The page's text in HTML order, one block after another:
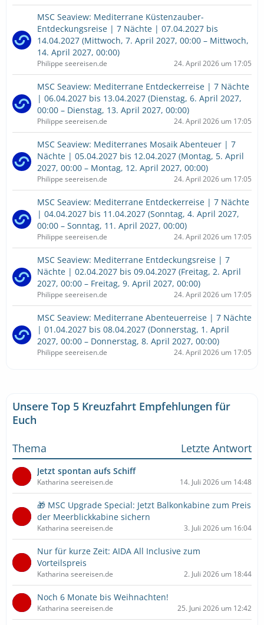
MSC Seaview: Mediterrane Küstenzauber-
Entdeckungsreise | 7 Nächte | 07.04.2027 bis
14.04.2027 (Mittwoch, 7. April 2027, 00:00 – Mittwoch,
14. April 2027, 00:00)
Philippe seereisen.de 24. April 2026 um 17:05
MSC Seaview: Mediterrane Entdeckerreise | 7 Nächte
| 06.04.2027 bis 13.04.2027 (Dienstag, 6. April 2027,
00:00 – Dienstag, 13. April 2027, 00:00)
Philippe seereisen.de 24. April 2026 um 17:05
MSC Seaview: Mediterranes Mosaik Abenteuer | 7
Nächte | 05.04.2027 bis 12.04.2027 (Montag, 5. April
2027, 00:00 – Montag, 12. April 2027, 00:00)
Philippe seereisen.de 24. April 2026 um 17:05
MSC Seaview: Mediterrane Entdeckerreise | 7 Nächte
| 04.04.2027 bis 11.04.2027 (Sonntag, 4. April 2027,
00:00 – Sonntag, 11. April 2027, 00:00)
Philippe seereisen.de 24. April 2026 um 17:05
MSC Seaview: Mediterrane Entdeckungsreise | 7
Nächte | 02.04.2027 bis 09.04.2027 (Freitag, 2. April
2027, 00:00 – Freitag, 9. April 2027, 00:00)
Philippe seereisen.de 24. April 2026 um 17:05
MSC Seaview: Mediterrane Abenteuerreise | 7 Nächte
| 01.04.2027 bis 08.04.2027 (Donnerstag, 1. April
2027, 00:00 – Donnerstag, 8. April 2027, 00:00)
Philippe seereisen.de 24. April 2026 um 17:05
Unsere Top 5 Kreuzfahrt Empfehlungen für
Euch
Thema
Letzte Antwort
Jetzt spontan aufs Schiff
Katharina seereisen.de 14. Juli 2026 um 14:48
🎁 MSC Upgrade Special: Jetzt Balkonkabine zum Preis
der Meerblickkabine sichern
Katharina seereisen.de 3. Juli 2026 um 16:04
Nur für kurze Zeit: AIDA All Inclusive zum
Vorteilspreis
Katharina seereisen.de 2. Juli 2026 um 18:44
Noch 6 Monate bis Weihnachten!
Katharina seereisen.de 25. Juni 2026 um 12:42